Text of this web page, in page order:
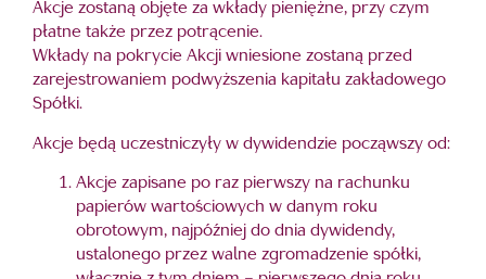
Akcje zostaną objęte za wkłady pieniężne, przy czym
płatne także przez potrącenie.
Wkłady na pokrycie Akcji wniesione zostaną przed
zarejestrowaniem podwyższenia kapitału zakładowego
Spółki.
Akcje będą uczestniczyły w dywidendzie począwszy od:
Akcje zapisane po raz pierwszy na rachunku
papierów wartościowych w danym roku
obrotowym, najpóźniej do dnia dywidendy,
ustalonego przez walne zgromadzenie spółki,